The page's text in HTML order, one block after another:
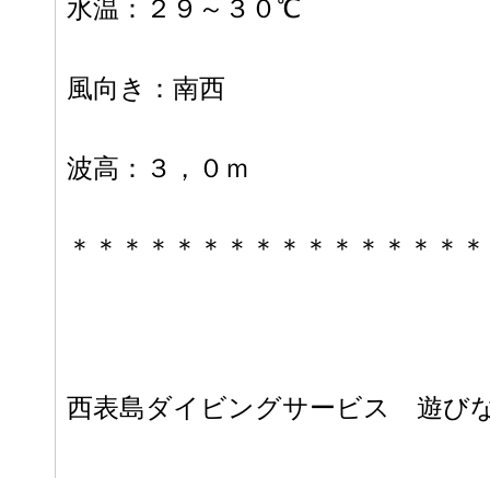
水温：２９～３０℃
風向き：南西
波高：３，０ｍ
＊＊＊＊＊＊＊＊＊＊＊＊＊＊＊
西表島ダイビングサービス 遊び